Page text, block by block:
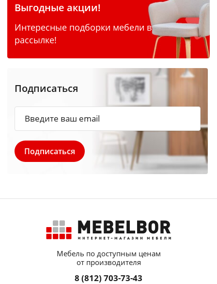
Выгодные акции!
Интересные подборки мебели в
рассылке!
Подписаться
Мебель по доступным ценам
от производителя
8 (812) 703-73-43